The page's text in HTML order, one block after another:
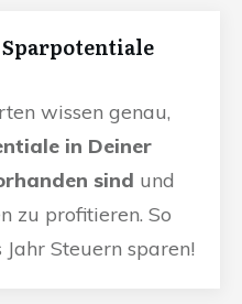
wissen genau,
in Deiner
sind und
zu profitieren. So
Steuern sparen!